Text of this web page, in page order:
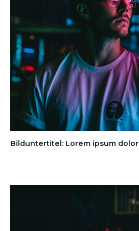
Bilduntertitel: Lorem ipsum dolor